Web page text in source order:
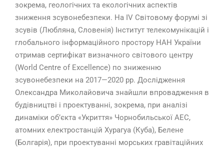
зокрема, геологічних та екологічних аспектів
зниження зсувонебезпеки. На IV Світовому форумі зі
зсувів (Любляна, Словенія) Інститут телекомунікацій і
глобального інформаційного простору НАН України
отримав сертифікат визначного світового центру
(World Centre of Excellence) по зниженню
зсувонебезпеки на 2017—2020 рр. Дослідження
Олександра Миколайовича знайшли впровадження в
будівництві і проектуванні, зокрема, при аналізі
динаміки об’єкта «Укриття» Чорнобильської АЕС,
атомних електростанцій Хурагуа (Куба), Белене
(Болгарія), при проектуванні морських гравітаційних